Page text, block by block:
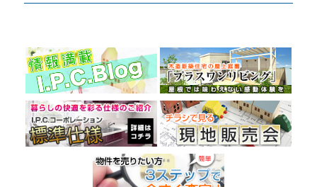
ー
シ
ョ
ン